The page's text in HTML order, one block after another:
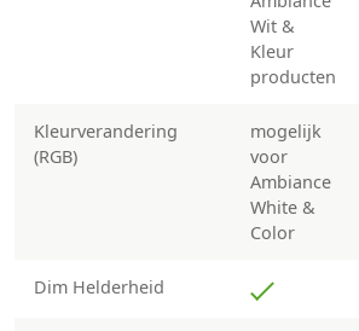
Wit &
Kleur
producten
Kleurverandering
(RGB)
mogelijk
voor
Ambiance
White &
Color
Dim Helderheid